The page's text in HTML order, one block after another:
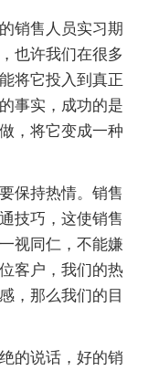
销售人员实习期
也许我们在很多
将它投入到真正
事实，成功的是
，将它变成一种
保持热情。销售
技巧，这使销售
视同仁，不能嫌
客户，我们的热
，那么我们的目
的说话，好的销